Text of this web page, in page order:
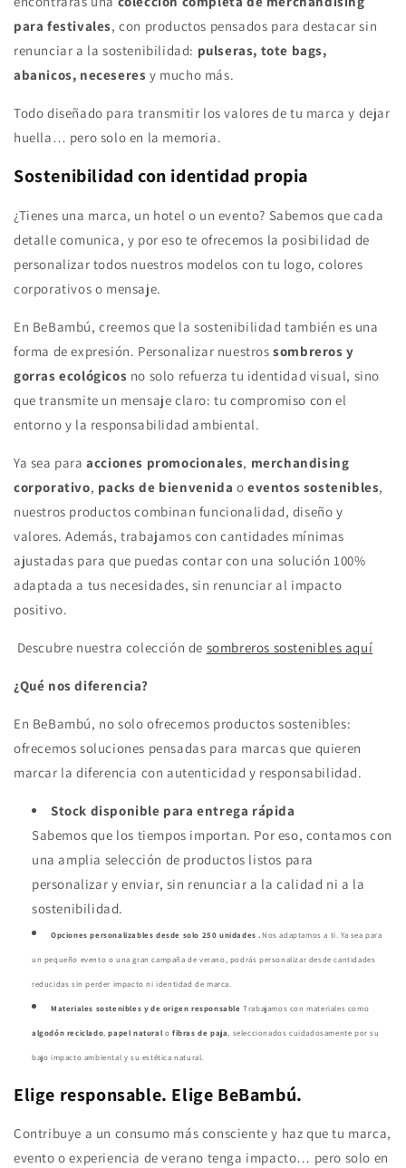
para festivales, con productos pensados para destacar sin
renunciar a la sostenibilidad: pulseras, tote bags,
abanicos, neceseres y mucho más.
Todo diseñado para transmitir los valores de tu marca y dejar
huella… pero solo en la memoria.
Sostenibilidad con identidad propia
¿Tienes una marca, un hotel o un evento? Sabemos que cada
detalle comunica, y por eso te ofrecemos la posibilidad de
personalizar todos nuestros modelos con tu logo, colores
corporativos o mensaje.
En BeBambú, creemos que la sostenibilidad también es una
forma de expresión. Personalizar nuestrossombreros y
gorras ecológicos no solo refuerza tu identidad visual, sino
que transmite un mensaje claro: tu compromiso con el
entorno y la responsabilidad ambiental.
Ya sea paraacciones promocionales, merchandising
corporativo, packs de bienvenida oeventos sostenibles,
nuestros productos combinan funcionalidad, diseño y
valores. Además, trabajamos con cantidades mínimas
ajustadas para que puedas contar con una solución 100%
adaptada a tus necesidades, sin renunciar al impacto
positivo.
Descubre nuestra colección de sombreros sostenibles aquí
¿Qué nos diferencia?
En BeBambú, no solo ofrecemos productos sostenibles:
ofrecemos soluciones pensadas para marcas que quieren
marcar la diferencia con autenticidad y responsabilidad.
Stock disponible para entrega rápida
Sabemos que los tiempos importan. Por eso, contamos con
una amplia selección de productos listos para
personalizar y enviar, sin renunciar a la calidad ni a la
sostenibilidad.
Opciones personalizables desde solo 250 unidades .Nos adaptamos a ti. Ya sea para
un pequeño evento o una gran campaña de verano, podrás personalizar desde cantidades
reducidas sin perder impacto ni identidad de marca.
Materiales sostenibles y de origen responsableTrabajamos con materiales como
algodón reciclado,papel naturalofibras de paja, seleccionados cuidadosamente por su
bajo impacto ambiental y su estética natural.
Elige responsable. Elige BeBambú.
Contribuye a un consumo más consciente y haz que tu marca,
evento o experiencia de verano tenga impacto… pero solo en